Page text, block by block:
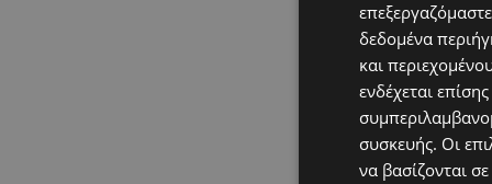
δεδομένα
και
ενδέχεται
συσκευής. Οι
να βασίζονται